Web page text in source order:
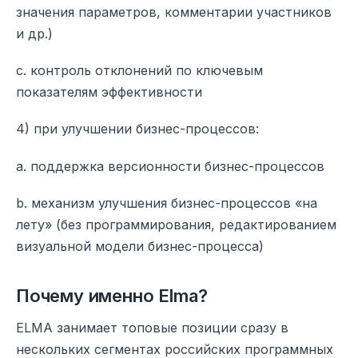
значения параметров, комментарии участников
и др.)
c. контроль отклонений по ключевым
показателям эффективности
4) при улучшении бизнес-процессов:
a. поддержка версионности бизнес-процессов
b. механизм улучшения бизнес-процессов «на
лету» (без программирования, редактированием
визуальной модели бизнес-процесса)
Почему именно Elma?
ELMA занимает топовые позиции сразу в
нескольких сегментах российских программных